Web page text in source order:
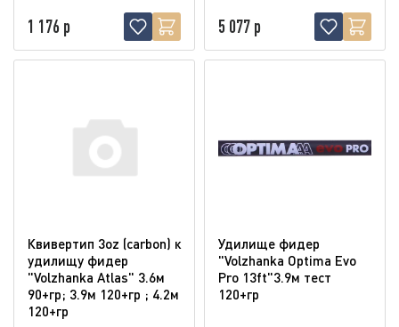
1 176 р 5 077 р
Квивертип 3oz (carbon) к
удилищу фидер
"Volzhanka Atlas" 3.6м
90+гр; 3.9м 120+гр ; 4.2м
120+гр
Удилище фидер
"Volzhanka Optima Evo
Pro 13ft"3.9м тест
120+гр